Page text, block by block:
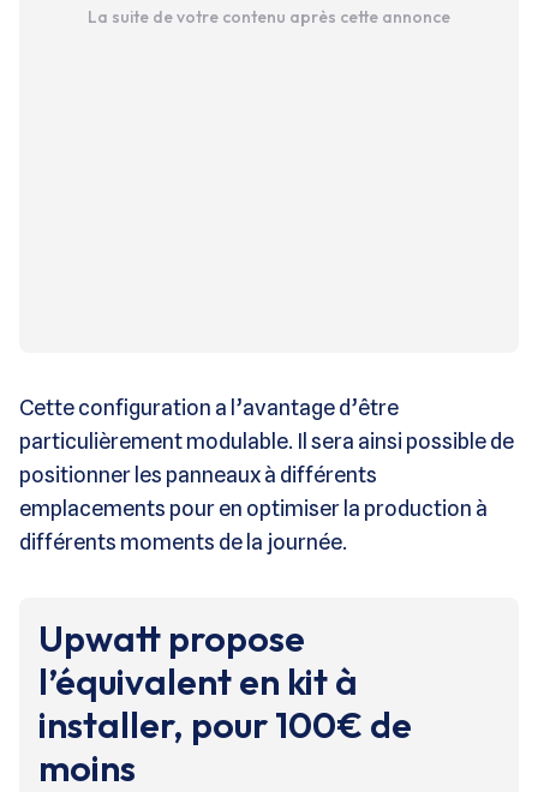
La suite de votre contenu après cette annonce
Cette configuration a l’avantage d’être
particulièrement modulable. Il sera ainsi possible de
positionner les panneaux à différents
emplacements pour en optimiser la production à
différents moments de la journée.
Upwatt propose
l’équivalent en kit à
installer, pour 100€ de
moins